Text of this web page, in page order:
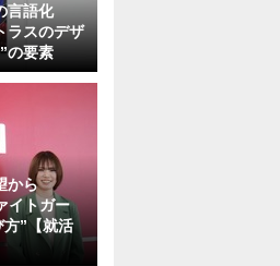
言語化
ラスのデザ
の要素
から
イトガー
方”【就活